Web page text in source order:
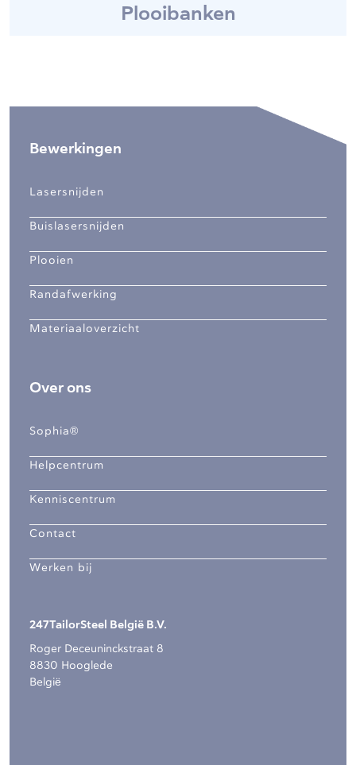
Plooibanken
Bewerkingen
Lasersnijden
Buislasersnijden
Plooien
Randafwerking
Materiaaloverzicht
Over ons
Sophia®
Helpcentrum
Kenniscentrum
Contact
Werken bij
247TailorSteel België B.V.
Roger Deceuninckstraat 8
8830 Hooglede
België